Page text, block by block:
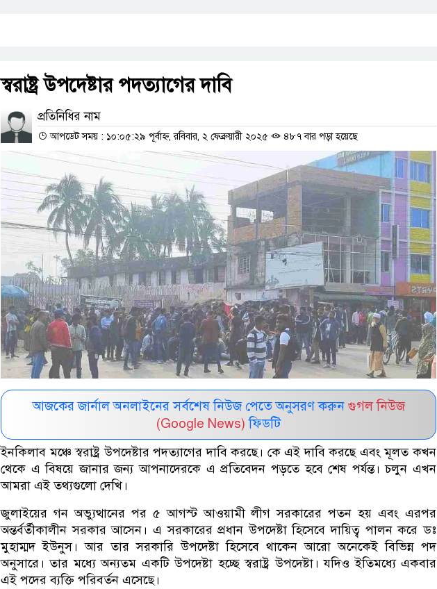
স্বরাষ্ট্র উপদেষ্টার পদত্যাগের দাবি
প্রতিনিধির নাম
আপডেট সময় : ১০:০৫:২৯ পূর্বাহ্ন, রবিবার, ২ ফেব্রুয়ারী ২০২৫ ৪৮৭ বার পড়া হয়েছে
আজকের জার্নাল অনলাইনের সর্বশেষ নিউজ পেতে অনুসরণ করুন গুগল নিউজ
(Google News) ফিডটি
ইনকিলাব মঞ্চে স্বরাষ্ট্র উপদেষ্টার পদত্যাগের দাবি করছে। কে এই দাবি করছে এবং মূলত কখন
থেকে এ বিষয়ে জানার জন্য আপনাদেরকে এ প্রতিবেদন পড়তে হবে শেষ পর্যন্ত। চলুন এখন
আমরা এই তথ্যগুলো দেখি।
জুলাইয়ের গন অভ্যুত্থানের পর ৫ আগস্ট আওয়ামী লীগ সরকারের পতন হয় এবং এরপর
অন্তর্বর্তীকালীন সরকার আসেন। এ সরকারের প্রধান উপদেষ্টা হিসেবে দায়িত্ব পালন করে ডঃ
মুহাম্মদ ইউনুস। আর তার সরকারি উপদেষ্টা হিসেবে থাকেন আরো অনেকেই বিভিন্ন পদ
অনুসারে। তার মধ্যে অন্যতম একটি উপদেষ্টা হচ্ছে স্বরাষ্ট্র উপদেষ্টা। যদিও ইতিমধ্যে একবার
এই পদের ব্যক্তি পরিবর্তন এসেছে।